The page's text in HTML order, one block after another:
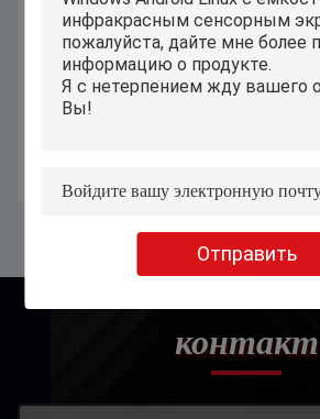
Отправить
Планшет дисплея андроида 2к
простой для пожилых людей 11,6
контакт